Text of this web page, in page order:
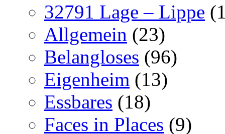
32791 Lage – Lippe
Allgemein (23)
Belangloses (96)
Eigenheim (13)
Essbares (18)
Faces in Places (9)